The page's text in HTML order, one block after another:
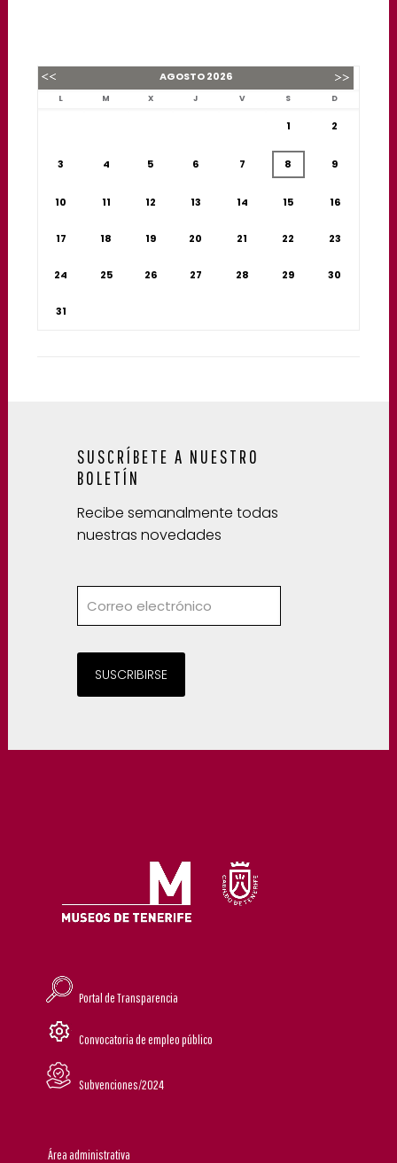
AGOSTO2026
L M X J V S D
1 2
3 4 5 6 7 8 9
10 11 12 13 14 15 16
17 18 19 20 21 22 23
24 25 26 27 28 29 30
31
SUSCRÍBETE A NUESTRO
BOLETÍN
Recibe semanalmente todas
nuestras novedades
SUSCRIBIRSE
Portal de Transparencia
Convocatoria de empleo público
Subvenciones/2024
Área administrativa